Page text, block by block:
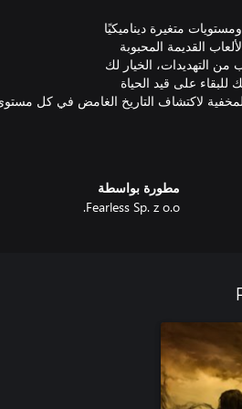
حيث تزداد قوة الوحوش وستخضع شجاعتك
لجمع أموال إضافية
مطورة بواسطة
Fearless Sp. z o.o.